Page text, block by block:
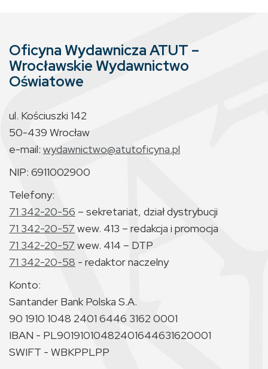
Oficyna Wydawnicza ATUT –
Wrocławskie Wydawnictwo
Oświatowe
ul. Kościuszki 142
50-439 Wrocław
e-mail: wydawnictwo@atutoficyna.pl
NIP: 6911002900
Telefony:
71 342-20-56 – sekretariat, dział dystrybucji
71 342-20-57 wew. 413 – redakcja i promocja
71 342-20-57 wew. 414 – DTP
71 342-20-58 - redaktor naczelny
Konto:
Santander Bank Polska S.A.
90 1910 1048 2401 6446 3162 0001
IBAN - PL90191010482401644631620001
SWIFT - WBKPPLPP